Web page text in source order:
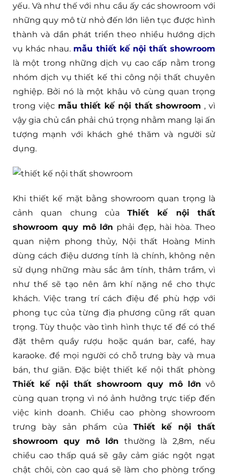
yếu. Và như thế với nhu cầu ấy các showroom với
những quy mô từ nhỏ đến lớn liên tục được hình
thành và dần phát triển theo nhiều hướng dịch
vụ khác nhau. mẫu thiết kế nội thất showroom
là một trong những dịch vụ cao cấp nằm trong
nhóm dịch vụ thiết kế thi công nội thất chuyên
nghiệp. Bởi nó là một khâu vô cùng quan trọng
trong việc mẫu thiết kế nội thất showroom , vì
vậy gia chủ cần phải chú trọng nhằm mang lại ấn
tượng mạnh với khách ghé thăm và người sử
dụng.
Khi thiết kế mặt bằng showroom quan trọng là
cảnh quan chung củaThiết kế nội thất
showroom quy mô lớn phải đẹp, hài hòa. Theo
quan niệm phong thủy, Nội thất Hoàng Minh
dùng cách điệu dương tính là chính, không nên
sử dụng những màu sắc âm tính, thâm trầm, vì
như thế sẽ tạo nên âm khí nặng nề cho thực
khách. Việc trang trí cách điệu để phù hợp với
phong tục của từng địa phương cũng rất quan
trọng. Tùy thuộc vào tình hình thực tế để có thể
đặt thêm quầy rượu hoặc quán bar, café, hay
karaoke. để mọi người có chỗ trưng bày và mua
bán, thư giãn. Đặc biệt thiết kế nội thất phòng
Thiết kế nội thất showroom quy mô lớn vô
cùng quan trọng vì nó ảnh hưởng trực tiếp đến
việc kinh doanh. Chiều cao phòng showroom
trưng bày sản phẩm của Thiết kế nội thất
showroom quy mô lớn thường là 2,8m, nếu
chiều cao thấp quá sẽ gây cảm giác ngột ngạt
chật chôi, còn cao quá sẽ làm cho phòng trống